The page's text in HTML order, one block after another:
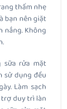
thấm nhẹ
bạn nên giặt
nắng. Không
sữa rửa mặt
sử dụng đều
Làm sạch
duy trì làn